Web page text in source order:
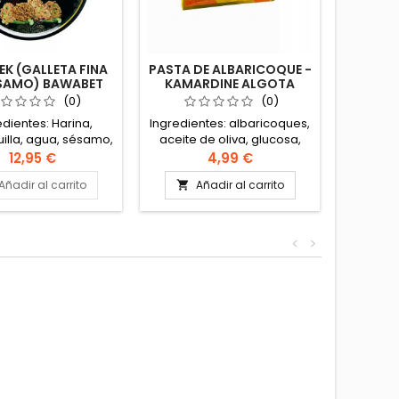
(GALLETA FINA
BAWABET
500G
(0)
Harina,
agua, sésamo,
masa madre
receta de
levantina
12,95 €
al carrito
PASTA DE ALBARICOQUE -
KAMARDINE ALGOTA
400G
(0)
Ingredientes: albaricoques,
aceite de oliva, glucosa,
conservante
4,99 €
 Añadir al carrito
>
<